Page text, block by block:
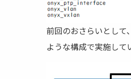
前回のおさらいとして
ような構成で実施して